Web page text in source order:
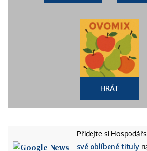
HRÁT
Přidejte si
své oblíbené tituly